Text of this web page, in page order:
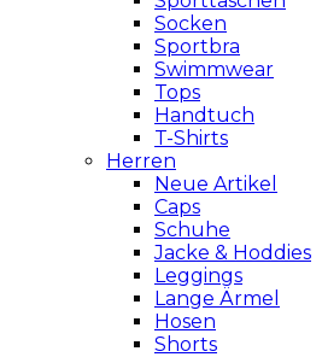
Socken
Sportbra
Swimmwear
Tops
Handtuch
T-Shirts
Herren
Neue Artikel
Caps
Schuhe
Jacke & Hoddies
Leggings
Lange Ärmel
Hosen
Shorts